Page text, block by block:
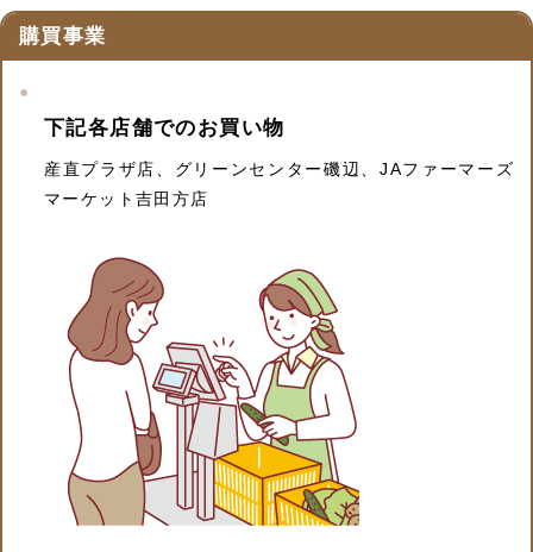
購買事業
下記各店舗でのお買い物
産直プラザ店、グリーンセンター磯辺、JAファーマーズ
マーケット吉田方店